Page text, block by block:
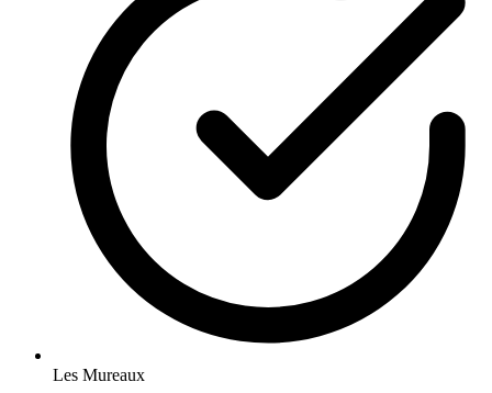
Les Mureaux